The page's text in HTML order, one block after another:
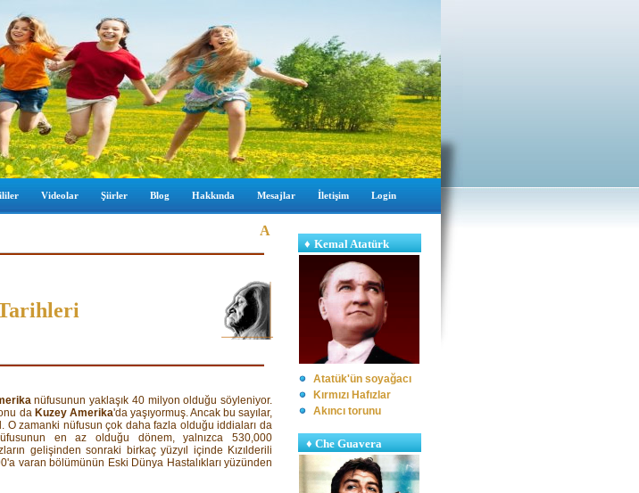
Videolar Şiirler Blog Hakkında Mesajlar İletişim Login
Aslanlar kendi tarihçilerine kavuşuncaya kadar kitaplar avcıyı övecektir...
nüfusunun yaklaşık 40 milyon olduğu söyleniyor.
da Kuzey Amerika'da yaşıyormuş. Ancak bu sayılar,
O zamanki nüfusun çok daha fazla olduğu iddiaları da
en az olduğu dönem, yalnızca 530,000
gelişinden sonraki birkaç yüzyıl içinde Kızılderili
varan bölümünün Eski Dünya Hastalıkları yüzünden
♦ Kemal Atatürk
Atatük'ün soyağacı
Kırmızı Hafızlar
Akıncı torunu
♦ Che Guavera